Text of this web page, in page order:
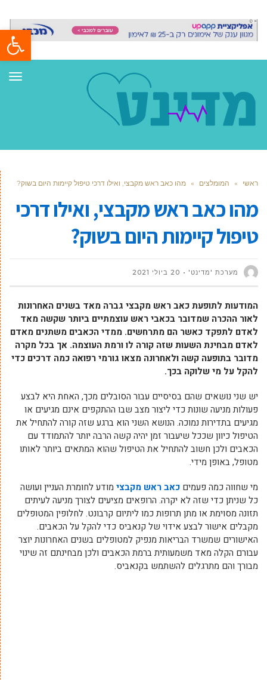
פתח
ראשי » המומלצים » מהו כאב ראש מקבצי, ואילו דרכי טיפול קיימות היום בשוק?
מהו כאב ראש מקבצי, ואילו דרכי
טיפול קיימות היום בשוק?
מערכת 'מדינט' 20 ביולי 2021
המודעות לתופעת כאב ראש מקבצי גברה מאד בשנים האחרונות
לאור ההכרה שמדובר בכאבי ראש עוצמתיים ביותר שקשה מאד
לאדם לתפקד כאשר הם מתרחשים. ממדי הכאבים משתנים מאדם
לאדם מבחינת השעות שזה קורה לו ורמת העוצמה. אך בכל מקרה
מדובר בתופעה קשה ולאחרונה מצאו גורמי רפואה כמה דרכים כדי
להקל על מי שלוקה בכך.
יש שני נושאים שהם בסיסיים עבור הסובלים מכך, האחת היא לבצע
פעולות מניעה שונות כדי ליצור מצב שבו ההתקפים אינם מגיעים או
מגיעים בתדירות נמוכה. הנושא השני הוא ברגע שזה קורה להתחיל את
הטיפול כיוון שככל שיעבור זמן יהיה קשה הרבה יותר להתמודד עם
הכאבים ולכן חשוב להתחיל את הטיפול שהוא המתאים ביותר לאותו
מטופל, באופן מידי.
מי שחווה כמה פעמים כאב ראש מקבצי מודע לחומרת העניין ועושה
כל שניתן כדי שזה לא יקרה. הרופאים מציעים לצורך מניעה לעיתים
תזונה מסוימת או מתן תרופות כמו ליתיום קרבונט. לחלופין המטופלים
מקבלים אישור לבצע אידוי של קנאביס כדי להקל על הכאבים.
האישורים שמשרד הבריאות מנפיק למטופלים בשנים האחרונות יוצר
עבורם הקלה מאד משמעותית ברמת הכאבים ולכן מבחינתם זה שינוי
מבורך והם מתרגלים להשתמש בקנאביס.